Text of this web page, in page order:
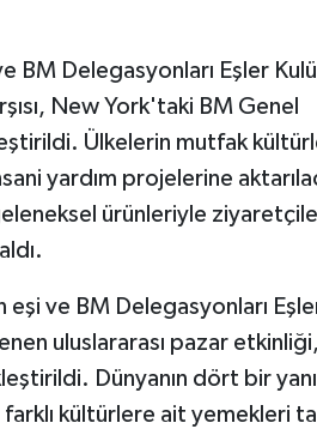
BM Delegasyonları Eşler
New York'taki BM Genel
Ülkelerin mutfak
yardım projelerine
ürünleriyle
ve BM Delegasyonları
uluslararası pazar
Dünyanın dört bir
kültürlere ait yemekleri